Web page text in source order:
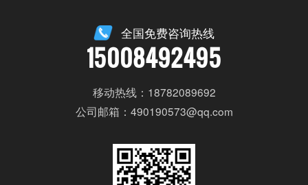
全国免费咨询热线
15008492495
移动热线：18782089692
公司邮箱：490190573@qq.com